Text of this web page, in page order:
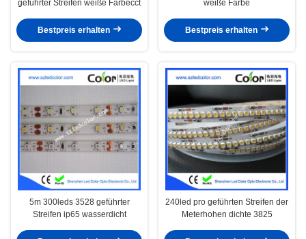
geführter Streifen weiße Farbecct
Bestpreis erhalten
weiße Farbe
Bestpreis erhalten
5m 300leds 3528 geführter
Streifen ip65 wasserdicht
240led pro geführten Streifen der
Meterhohen dichte 3825